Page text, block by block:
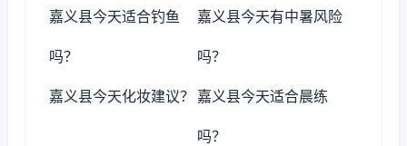
嘉义县今天适合钓鱼
吗？
嘉义县今天有中暑风险
吗？
嘉义县今天化妆建议？ 嘉义县今天适合晨练
吗？